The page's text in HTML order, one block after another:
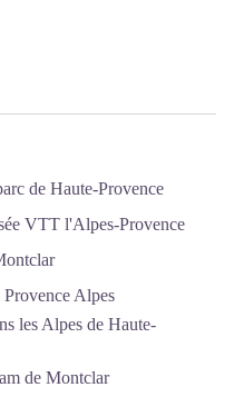
de Haute-Provence
VTT l'Alpes-Provence
Alpes
les Alpes de Haute-
de Montclar